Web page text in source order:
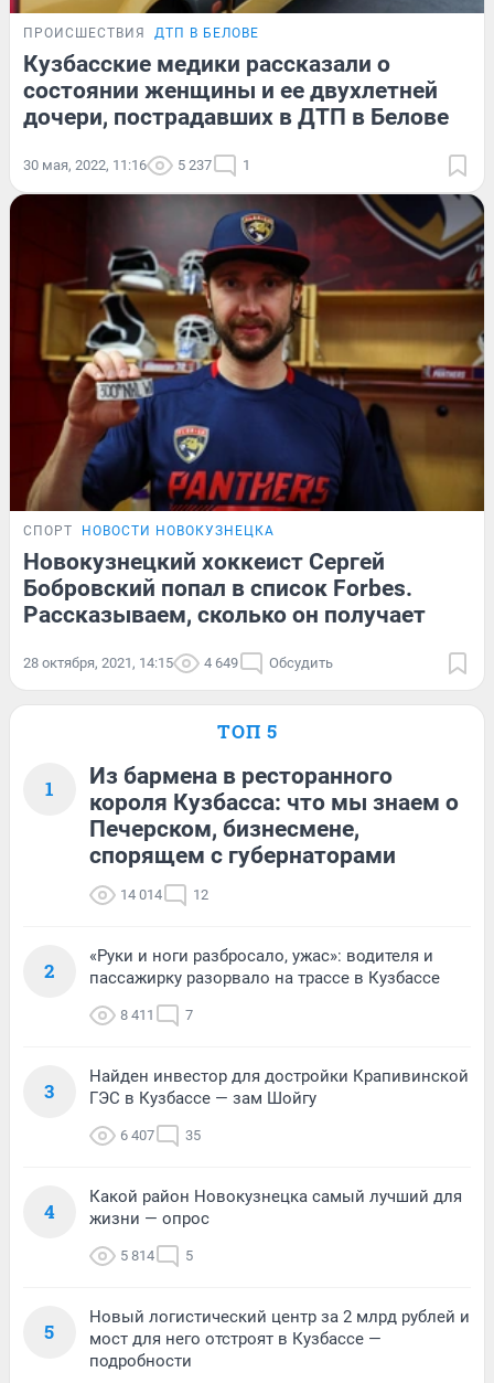
ПРОИСШЕСТВИЯ ДТП В БЕЛОВЕ
Кузбасские медики рассказали о
состоянии женщины и ее двухлетней
дочери, пострадавших в ДТП в Белове
30 мая, 2022, 11:16 5 237 1
СПОРТ НОВОСТИ НОВОКУЗНЕЦКА
Новокузнецкий хоккеист Сергей
Бобровский попал в список Forbes.
Рассказываем, сколько он получает
28 октября, 2021, 14:15 4 649 Обсудить
ТОП 5
1
Из бармена в ресторанного
короля Кузбасса: что мы знаем о
Печерском, бизнесмене,
спорящем с губернаторами
14 014 12
2
«Руки и ноги разбросало, ужас»: водителя и
пассажирку разорвало на трассе в Кузбассе
8 411 7
3
Найден инвестор для достройки Крапивинской
ГЭС в Кузбассе — зам Шойгу
6 407 35
4
Какой район Новокузнецка самый лучший для
жизни — опрос
5 814 5
5
Новый логистический центр за 2 млрд рублей и
мост для него отстроят в Кузбассе —
подробности